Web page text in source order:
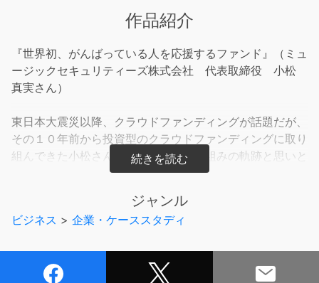
作品紹介
『世界初、がんばっている人を応援するファンド』（ミュ
ージックセキュリティーズ株式会社 代表取締役 小松
真実さん）
東日本大震災以降、クラウドファンディングが話題だが、
その１０年前から投資型のクラウドファンディングに取り
組んできた小松さん。世界初のその取組みの軌跡と思いと
１）第一目的は応援という投資ファンド
２）ファンドを作ることができる企業の条件
５）急ぐよりマイペース。成長の秘訣。
ジャンル
ビジネス > 企業・ケーススタディ